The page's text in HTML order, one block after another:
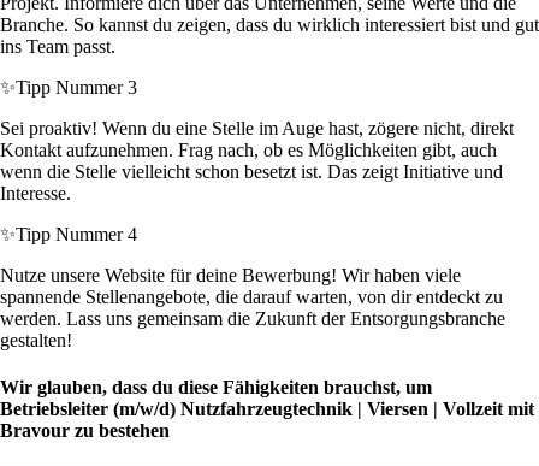
Branche. So kannst du zeigen, dass du wirklich interessiert bist und gut
ins Team passt.
✨Tipp Nummer 3
Sei proaktiv! Wenn du eine Stelle im Auge hast, zögere nicht, direkt
Kontakt aufzunehmen. Frag nach, ob es Möglichkeiten gibt, auch
wenn die Stelle vielleicht schon besetzt ist. Das zeigt Initiative und
Interesse.
✨Tipp Nummer 4
Nutze unsere Website für deine Bewerbung! Wir haben viele
spannende Stellenangebote, die darauf warten, von dir entdeckt zu
werden. Lass uns gemeinsam die Zukunft der Entsorgungsbranche
gestalten!
Wir glauben, dass du diese Fähigkeiten brauchst, um
Betriebsleiter (m/w/d) Nutzfahrzeugtechnik | Viersen | Vollzeit mit
Bravour zu bestehen